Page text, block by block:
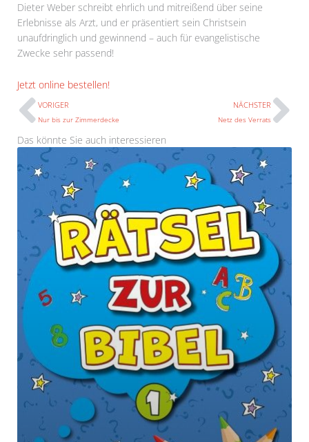
Dieter Weber schreibt ehrlich und mitreißend über seine
Erlebnisse als Arzt, und er präsentiert sein Christsein
unaufdringlich und gewinnend – auch für evangelistische
Zwecke sehr passend!
Jetzt online bestellen!
Prev
VORIGER
Nur bis zur Zimmerdecke
NÄCHSTER
Netz des Verrats
Das könnte Sie auch interessieren